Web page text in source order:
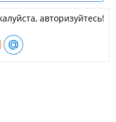
авторизуйтесь!